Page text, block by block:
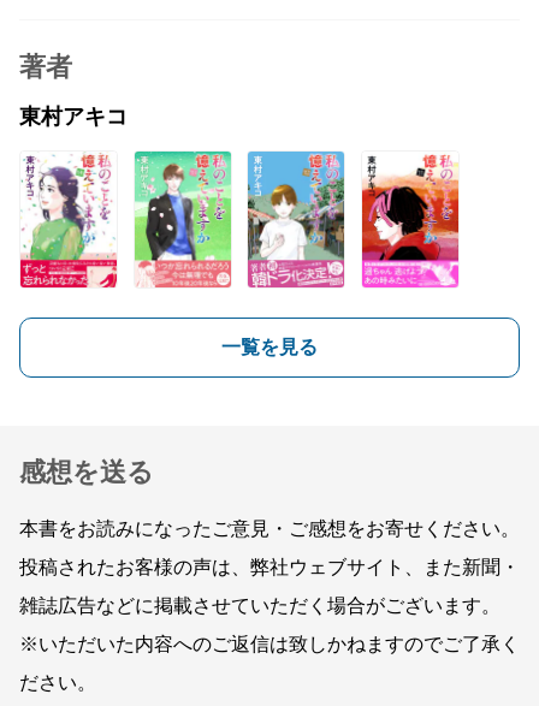
著者
東村アキコ
一覧を見る
感想を送る
本書をお読みになったご意見・ご感想をお寄せください。
投稿されたお客様の声は、弊社ウェブサイト、また新聞・
雑誌広告などに掲載させていただく場合がございます。
※いただいた内容へのご返信は致しかねますのでご了承く
ださい。